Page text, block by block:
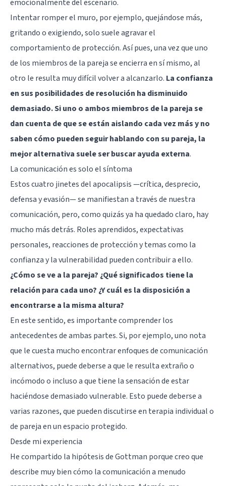
emocionalmente del escenario.
Intentar romper el muro, por ejemplo, quejándose más,
gritando o exigiendo, solo suele agravar el
comportamiento de protección. Así pues, una vez que uno
de los miembros de la pareja se encierra en sí mismo, al
otro le resulta muy difícil volver a alcanzarlo. La confianza
en sus posibilidades de resolución ha disminuido
demasiado. Si uno o ambos miembros de la pareja se
dan cuenta de que se están aislando cada vez más y no
saben cómo pueden seguir hablando con su pareja, la
mejor alternativa suele ser buscar ayuda externa.
La comunicación es solo el síntoma
Estos cuatro jinetes del apocalipsis —crítica, desprecio,
defensa y evasión— se manifiestan a través de nuestra
comunicación, pero, como quizás ya ha quedado claro, hay
mucho más detrás. Roles aprendidos, expectativas
personales, reacciones de protección y temas como la
confianza y la vulnerabilidad pueden contribuir a ello.
¿Cómo se ve a la pareja? ¿Qué significados tiene la
relación para cada uno? ¿Y cuál es la disposición a
encontrarse a la misma altura?
En este sentido, es importante comprender los
antecedentes de ambas partes. Si, por ejemplo, uno nota
que le cuesta mucho encontrar enfoques de comunicación
alternativos, puede deberse a que le resulta extraño o
incómodo o incluso a que tiene la sensación de estar
haciéndose demasiado vulnerable. Esto puede deberse a
varias razones, que pueden discutirse en terapia individual o
de pareja en un espacio protegido.
Desde mi experiencia
He compartido la hipótesis de Gottman porque creo que
describe muy bien cómo la comunicación a menudo